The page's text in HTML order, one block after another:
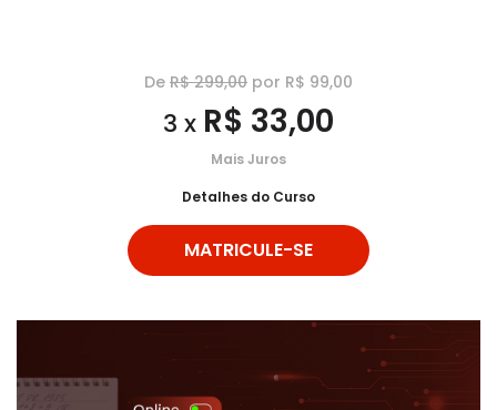
De R$ 299,00 por R$ 99,00
3 x R$ 33,00
Mais Juros
Detalhes do Curso
MATRICULE-SE